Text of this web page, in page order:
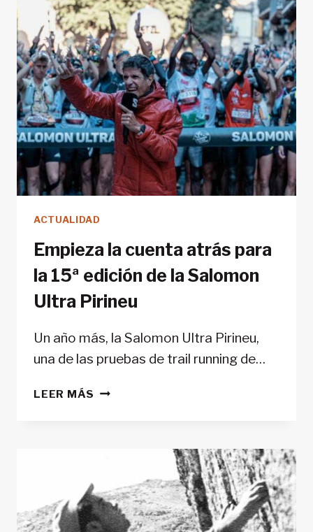
LA
NUEVA
EDICIÓN
DEL
PIRINEOS
MOUNTAIN
FILM
FESTIVAL
ACTUALIDAD
Empieza la cuenta atrás para
la 15ª edición de la Salomon
Ultra Pirineu
Un año más, la Salomon Ultra Pirineu,
una de las pruebas de trail running de…
LEER MÁS EMPIEZA
15ª
EDICIÓN
DE